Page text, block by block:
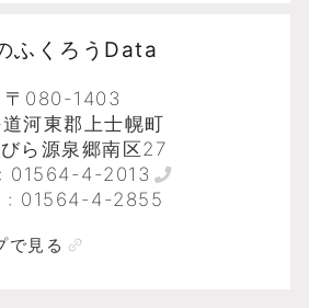
ふくろうData
〒080-1403
河東郡上士幌町
ら源泉郷南区27
01564-4-2013
: 01564-4-2855
で見る